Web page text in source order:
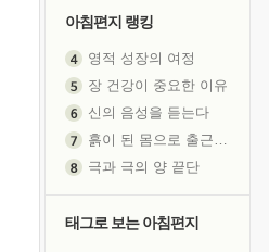
아침편지 랭킹
장 건강이 중요한 이유
신의 음성을 듣는다
극과 극의 양 끝단
처음 손을 잡았던 날
태그로 보는 아침편지